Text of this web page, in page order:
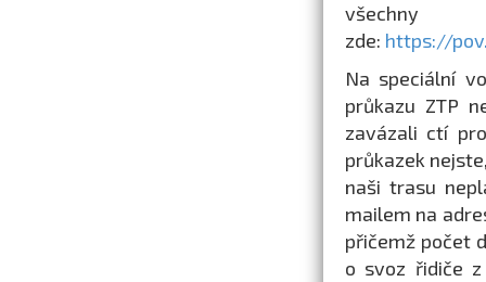
zde: https://
Na speciální
průkazu ZTP
zavázali ctí
průkazek
naši trasu
mailem na
přičemž počet
o svoz řidiče